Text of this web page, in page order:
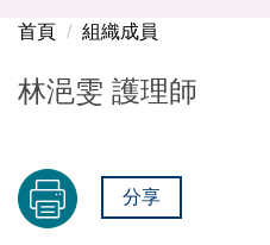
首頁 組織成員
林浥雯 護理師
分享